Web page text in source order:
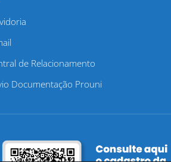
de Relacionamento
Documentação Prouni